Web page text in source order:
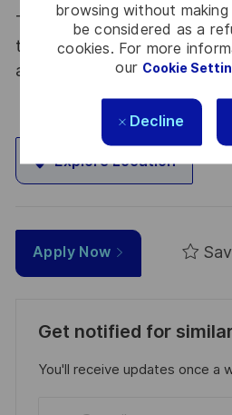
browsing without
be considered as a
cookies. For more
our Cookie
Decline
Thales, entreprise Handi-
tous les talents. La diversité
atout. Postulez et rejoignez
Explore Location
Apply Now
Get notified for
You'll receive updates once a